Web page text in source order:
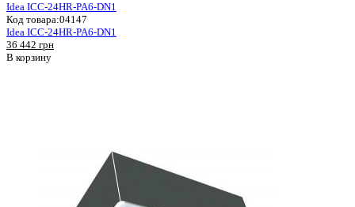
Idea ICC-24HR-PA6-DN1
Код товара:04147
Idea ICC-24HR-PA6-DN1
36 442 грн
В корзину